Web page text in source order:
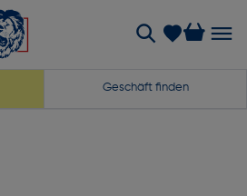
Geschäft finden